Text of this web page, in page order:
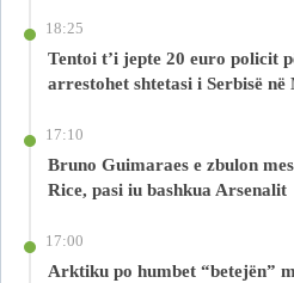
18:25
Tentoi t’i jepte 20 euro policit
arrestohet shtetasi i Serbisë
17:10
Bruno Guimaraes e zbulon
Rice, pasi iu bashkua Arsenalit
17:00
Arktiku po humbet “betejën”